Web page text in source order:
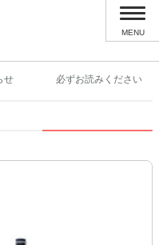
MENU
せ 必ずお読みください